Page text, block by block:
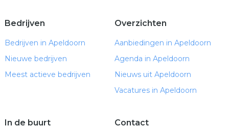
Bedrijven
Bedrijven in Apeldoorn
Nieuwe bedrijven
Meest actieve bedrijven
Overzichten
Aanbiedingen in Apeldoorn
Agenda in Apeldoorn
Nieuws uit Apeldoorn
Vacatures in Apeldoorn
In de buurt Contact